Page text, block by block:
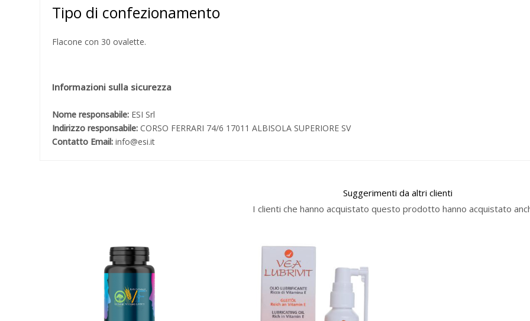
Tipo di confezionamento
Flacone con 30 ovalette.
Informazioni sulla sicurezza
Nome responsabile: ESI Srl
Indirizzo responsabile: CORSO FERRARI 74/6 17011 ALBISOLA SUPERIORE SV
Contatto Email: info@esi.it
Suggerimenti da altri clienti
I clienti che hanno acquistato questo prodotto hanno acquistato